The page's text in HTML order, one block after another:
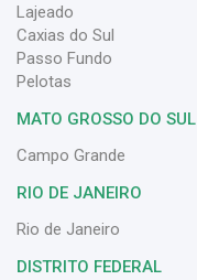
Lajeado
Caxias do Sul
Passo Fundo
Pelotas
MATO GROSSO DO SUL
Campo Grande
RIO DE JANEIRO
Rio de Janeiro
DISTRITO FEDERAL